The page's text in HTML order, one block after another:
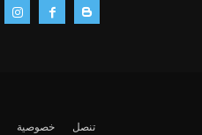
تنصل خصوصية